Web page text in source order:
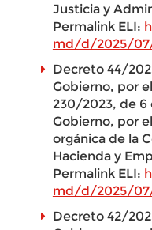
Justicia y
Permalink ELI:
md/d/2025/
Decreto 44/
Gobierno, por
230/2023, de
Gobierno, por
orgánica de la
Hacienda y
Permalink ELI:
md/d/2025/
Decreto 42/